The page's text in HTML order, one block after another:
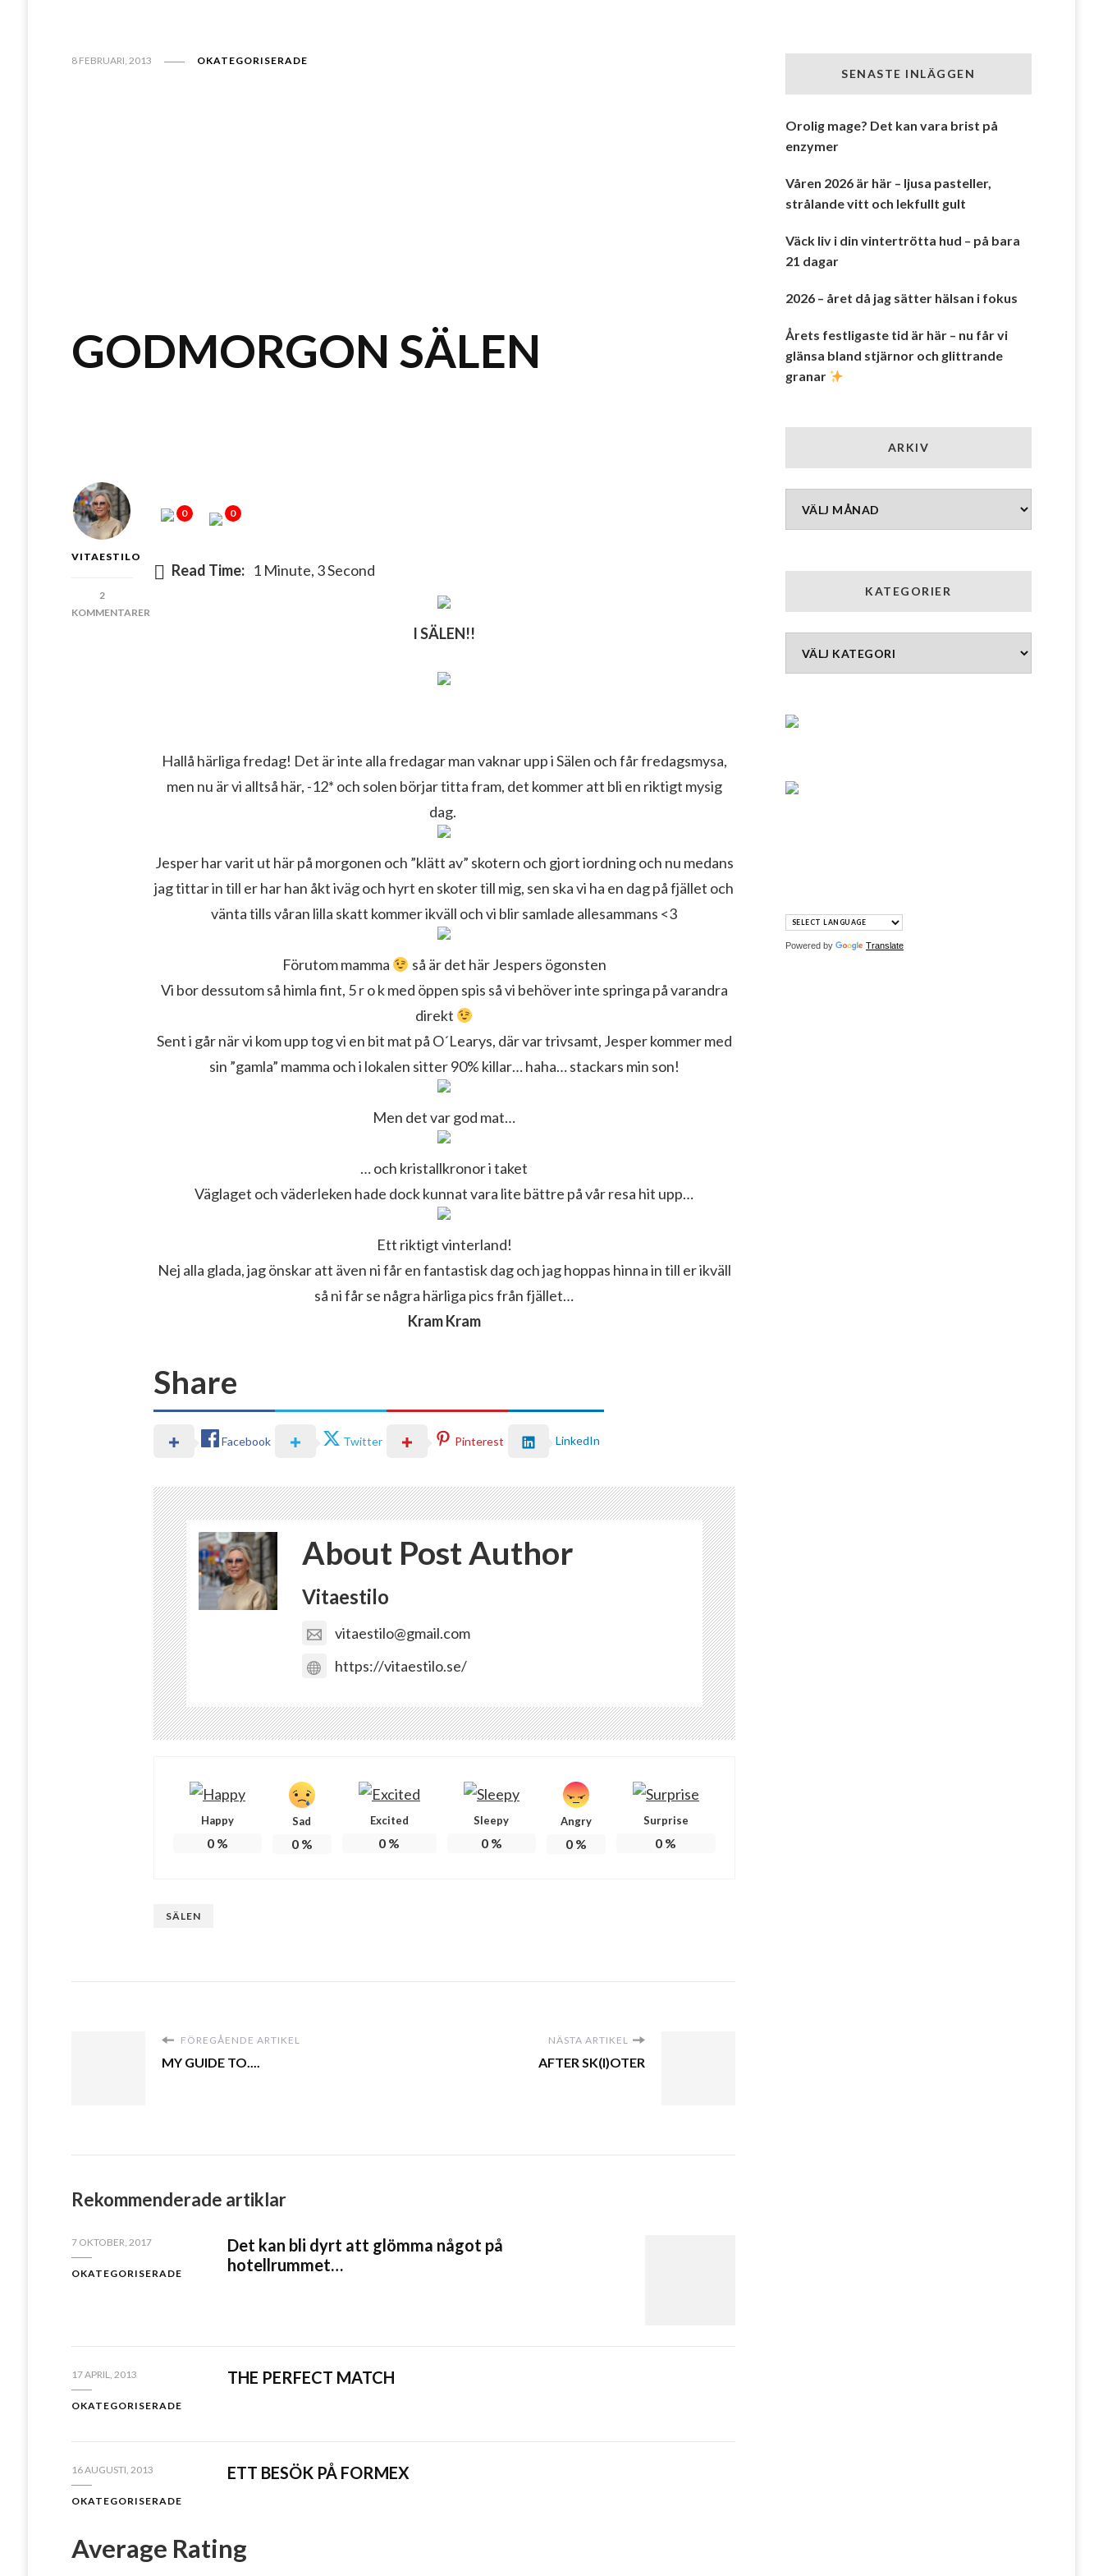
8 FEBRUARI, 2013 OKATEGORISERADE
GODMORGON SÄLEN
VITAESTILO
2
KOMMENTARER
0 0
Read Time: 1 Minute, 3 Second
I SÄLEN!!
Hallå härliga fredag! Det är inte alla fredagar man vaknar upp i Sälen och får fredagsmysa,
men nu är vi alltså här, -12* och solen börjar titta fram, det kommer att bli en riktigt mysig
dag.
Jesper har varit ut här på morgonen och ”klätt av” skotern och gjort iordning och nu medans
jag tittar in till er har han åkt iväg och hyrt en skoter till mig, sen ska vi ha en dag på fjället och
vänta tills våran lilla skatt kommer ikväll och vi blir samlade allesammans <3
Förutom mamma
så är det här Jespers ögonsten
Vi bor dessutom så himla fint, 5 r o k med öppen spis så vi behöver inte springa på varandra
direkt
Sent i går när vi kom upp tog vi en bit mat på O´Learys, där var trivsamt, Jesper kommer med
sin ”gamla” mamma och i lokalen sitter 90% killar… haha… stackars min son!
Men det var god mat…
… och kristallkronor i taket
Väglaget och väderleken hade dock kunnat vara lite bättre på vår resa hit upp…
Ett riktigt vinterland!
Nej alla glada, jag önskar att även ni får en fantastisk dag och jag hoppas hinna in till er ikväll
så ni får se några härliga pics från fjället…
Kram Kram
Share
Facebook Twitter Pinterest LinkedIn
About Post Author
Vitaestilo
vitaestilo@gmail.com
https://vitaestilo.se/
Happy
0%
Sad
0%
Excited
0 %
Sleepy
0%
Angry
0%
Surprise
0 %
SÄLEN
FÖREGÅENDE ARTIKEL
MY GUIDE TO....
NÄSTA ARTIKEL
AFTER SK(I)OTER
Rekommenderade artiklar
7 OKTOBER, 2017
OKATEGORISERADE
Det kan bli dyrt att glömma något på
hotellrummet…
17 APRIL, 2013
OKATEGORISERADE
THE PERFECT MATCH
16 AUGUSTI, 2013
OKATEGORISERADE
ETT BESÖK PÅ FORMEX
Average Rating
SENASTE INLÄGGEN
Orolig mage? Det kan vara brist på
enzymer
Våren 2026 är här – ljusa pasteller,
strålande vitt och lekfullt gult
Väck liv i din vintertrötta hud – på bara
21 dagar
2026 – året då jag sätter hälsan i fokus
Årets festligaste tid är här – nu får vi
glänsa bland stjärnor och glittrande
granar
ARKIV
Arkiv
KATEGORIER
Kategorier
Powered by Translate